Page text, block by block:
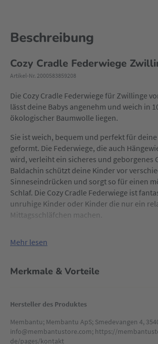
Beschreibung
Cozy Cradle Federwiege
Artikel-Nr. 2000583859208
Die Cozy Cradle Federwiege für Zwillinge
lässt deine Babys angenehm und weich in
ökologischer Baumwolle liegen.
Sie ist weich, bequem und perfekt für
geformt. Die Federwiege, die auch
wird, verleiht ein sicheres und geborgenes
Baldachin schützt deine Kinder vor
Sinneseindrücken und sorgt so für einen
Schlaf. Die Cozy Cradle Federwiege ist
unruhige Kinder oder Kinder die nur ein
Mittagsschläfchen machen.
Mehr lesen
Merkmale & Vorteile
Hersteller des Produktes
Membantu; Membantu ApS; Smedevangen 4,
info@membantustore.com; https://
de/pages/kontakt